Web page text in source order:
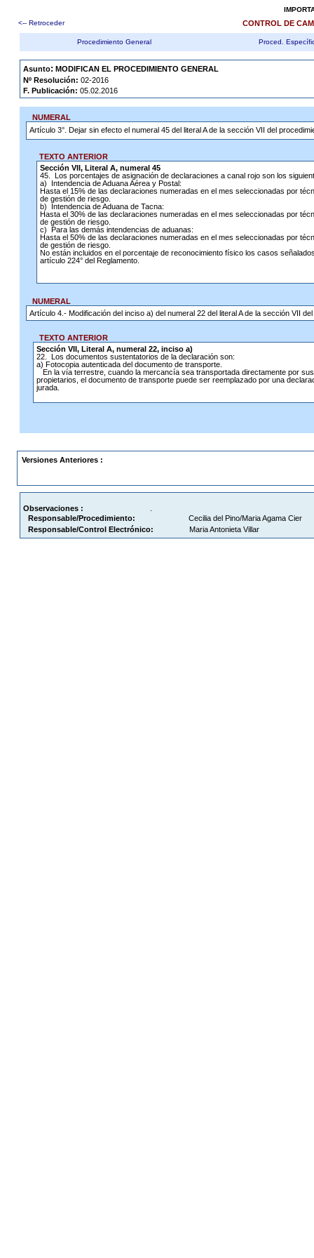
<-- Retroceder
CONTROL DE
Procedimiento General Proced.
Asunto: MODIFICAN EL PROCEDIMIENTO GENERAL
Nº Resolución: 02-2016
F. Publicación: 05.02.2016
NUMERAL
Artículo 3°. Dejar sin efecto el numeral 45 del literal A de la sección VII del
TEXTO ANTERIOR
Sección VII, Literal A, numeral 45
45. Los porcentajes de asignación de declaraciones a canal rojo son los
a) Intendencia de Aduana Aérea y Postal:
Hasta el 15% de las declaraciones numeradas en el mes seleccionadas por
de gestión de riesgo.
b) Intendencia de Aduana de Tacna:
Hasta el 30% de las declaraciones numeradas en el mes seleccionadas por
de gestión de riesgo.
c) Para las demás intendencias de aduanas:
Hasta el 50% de las declaraciones numeradas en el mes seleccionadas por
de gestión de riesgo.
No están incluidos en el porcentaje de reconocimiento físico los casos
artículo 224° del Reglamento.
NUMERAL
Artículo 4.- Modificación del inciso a) del numeral 22 del literal A de la sección VII
TEXTO ANTERIOR
Sección VII, Literal A, numeral 22, inciso a)
22. Los documentos sustentatorios de la declaración son:
a) Fotocopia autenticada del documento de transporte.
En la vía terrestre, cuando la mercancía sea transportada directamente por sus
propietarios, el documento de transporte puede ser reemplazado por una
jurada.
Versiones Anteriores :
Observaciones :
Responsable/Procedimiento:
Cecilia del Pino/Maria Agama Cier
Responsable/Control Electrónico:
Maria Antonieta Villar